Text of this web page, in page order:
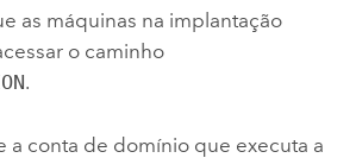
as máquinas na implantação
o caminho
.
a conta de domínio que executa a